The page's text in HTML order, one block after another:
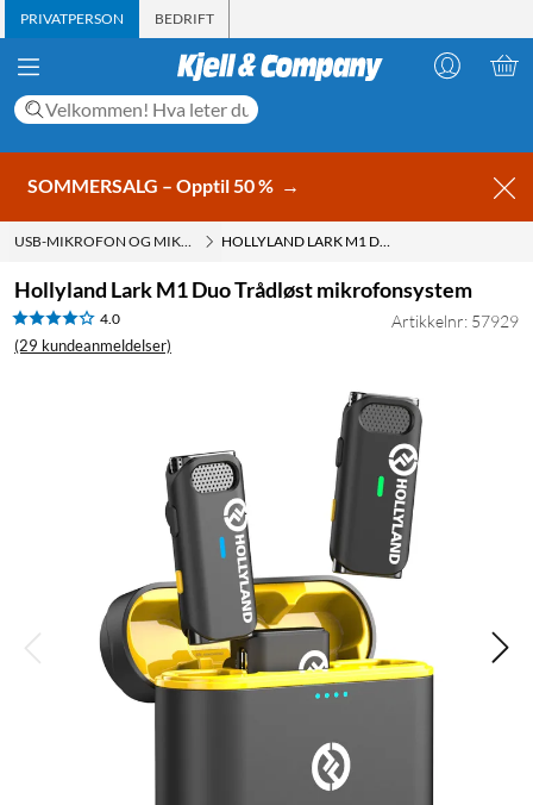
PRIVATPERSON BEDRIFT
SOMMERSALG – Opptil 50 % →
USB-MIKROFON OG MIKROFON TIL DATAMASKIN HOLLYLAND LARK M1 DUO TRÅDLØST MIKROFONSYSTEM
Hollyland Lark M1 Duo Trådløst mikrofonsystem
4.0
(29 kundeanmeldelser)
Artikkelnr: 57929